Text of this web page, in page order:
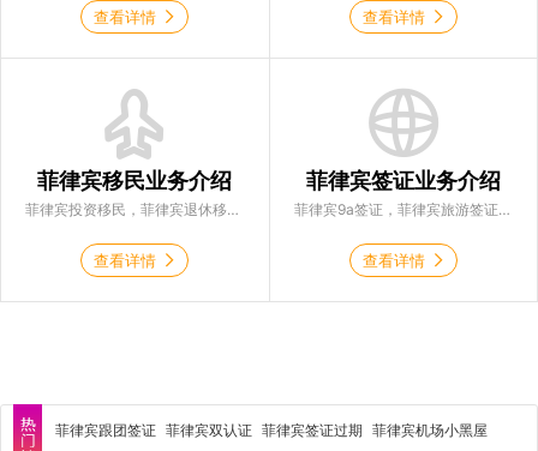
查看详情 查看详情
菲律宾移民业务介绍
菲律宾投资移民，菲律宾退休移民，菲律宾结婚入籍
查看详情
菲律宾签证业务介绍
菲律宾9a签证，菲律宾旅游签证，菲律宾商务签证，菲律宾落地签证
查看详情
菲律宾跟团签证 菲律宾双认证 菲律宾签证过期 菲律宾机场小黑屋